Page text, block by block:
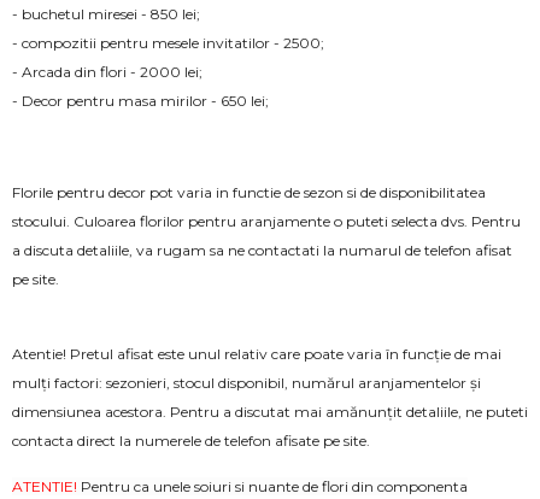
- buchetul miresei - 850 lei;
- compozitii pentru mesele invitatilor - 2500;
- Arcada din flori - 2000 lei;
- Decor pentru masa mirilor - 650 lei;
Florile pentru decor pot varia in functie de sezon si de disponibilitatea
stocului. Culoarea florilor pentru aranjamente o puteti selecta dvs. Pentru
a discuta detaliile, va rugam sa ne contactati la numarul de telefon afisat
pe site.
Atentie! Pretul afisat este unul relativ care poate varia în funcție de mai
mulți factori: sezonieri, stocul disponibil, numărul aranjamentelor și
dimensiunea acestora. Pentru a discutat mai amănunțit detaliile, ne puteti
contacta direct la numerele de telefon afisate pe site.
ATENTIE! Pentru ca unele soiuri si nuante de flori din componenta